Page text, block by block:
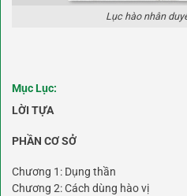
Lục hào nhân
Mục Lục:
LỜI TỰA
PHẦN CƠ SỞ
Chương 1: Dụng thần
Chương 2: Cách dùng hào vị